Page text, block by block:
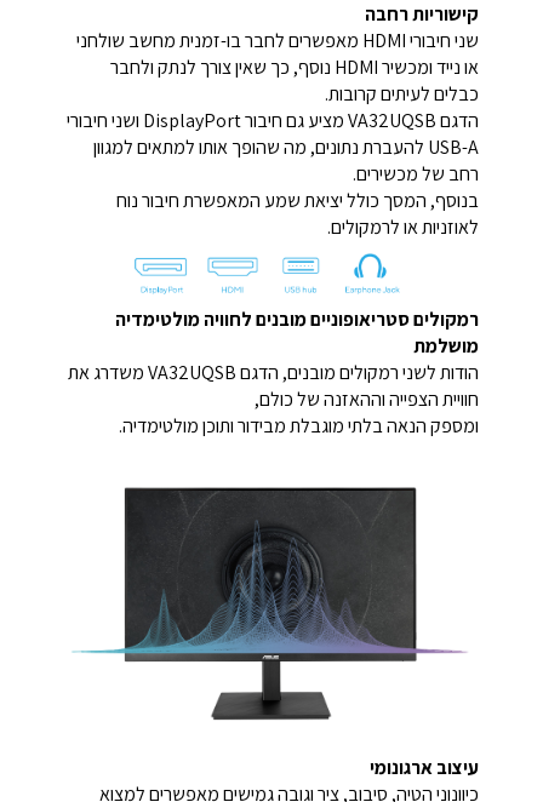
קישוריות רחבה
שני חיבורי HDMI מאפשרים לחבר בו-זמנית מחשב שולחני
או נייד ומכשיר HDMI נוסף, כך שאין צורך לנתק ולחבר
כבלים לעיתים קרובות.
הדגם VA32UQSB מציע גם חיבור DisplayPort ושני חיבורי
USB-A להעברת נתונים, מה שהופך אותו למתאים למגוון
רחב של מכשירים.
בנוסף, המסך כולל יציאת שמע המאפשרת חיבור נוח
לאוזניות או לרמקולים.
רמקולים סטריאופוניים מובנים לחוויה מולטימדיה
מושלמת
הודות לשני רמקולים מובנים, הדגם VA32UQSB משדרג את
חוויית הצפייה וההאזנה של כולם,
ומספק הנאה בלתי מוגבלת מבידור ותוכן מולטימדיה.
עיצוב ארגונומי
כיוונוני הטיה, סיבוב, ציר וגובה גמישים מאפשרים למצוא